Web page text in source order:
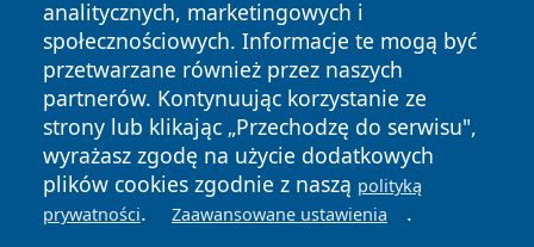
analitycznych, marketingowych i
społecznościowych. Informacje te mogą być
przetwarzane również przez naszych
partnerów. Kontynuując korzystanie ze
strony lub klikając „Przechodzę do serwisu",
wyrażasz zgodę na użycie dodatkowych
plików cookies zgodnie z naszą polityką
prywatności. Zaawansowane ustawienia .
zastrzeżone.
News Autorzy
Polityka
Prywatności
Polityka
Cookies